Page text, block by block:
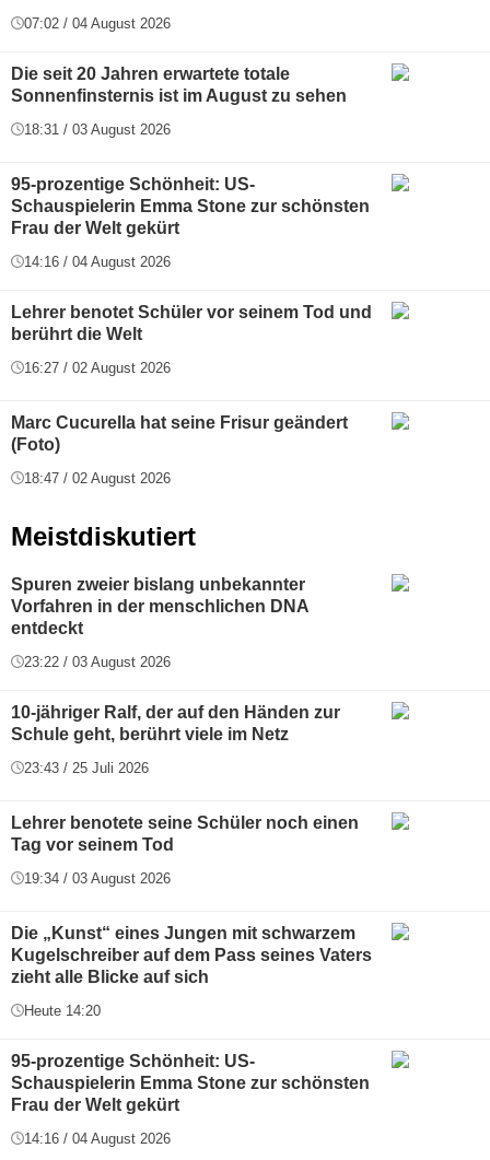
07:02 / 04 August 2026
Die seit 20 Jahren erwartete totale
Sonnenfinsternis ist im August zu sehen
18:31 / 03 August 2026
95-prozentige Schönheit: US-
Schauspielerin Emma Stone zur schönsten
Frau der Welt gekürt
14:16 / 04 August 2026
Lehrer benotet Schüler vor seinem Tod und
berührt die Welt
16:27 / 02 August 2026
Marc Cucurella hat seine Frisur geändert
(Foto)
18:47 / 02 August 2026
Meistdiskutiert
Spuren zweier bislang unbekannter
Vorfahren in der menschlichen DNA
entdeckt
23:22 / 03 August 2026
10-jähriger Ralf, der auf den Händen zur
Schule geht, berührt viele im Netz
23:43 / 25 Juli 2026
Lehrer benotete seine Schüler noch einen
Tag vor seinem Tod
19:34 / 03 August 2026
Die „Kunst“ eines Jungen mit schwarzem
Kugelschreiber auf dem Pass seines Vaters
zieht alle Blicke auf sich
Heute 14:20
95-prozentige Schönheit: US-
Schauspielerin Emma Stone zur schönsten
Frau der Welt gekürt
14:16 / 04 August 2026